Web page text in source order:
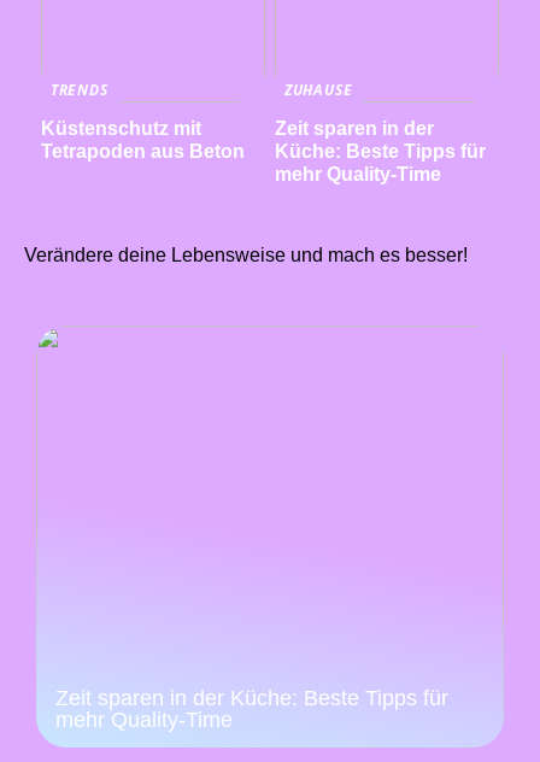
TRENDS
Küstenschutz mit
Tetrapoden aus Beton
ZUHAUSE
Zeit sparen in der
Küche: Beste Tipps für
mehr Quality-Time
Verändere deine Lebensweise und mach es besser!
Zeit sparen in der Küche: Beste Tipps für
mehr Quality-Time